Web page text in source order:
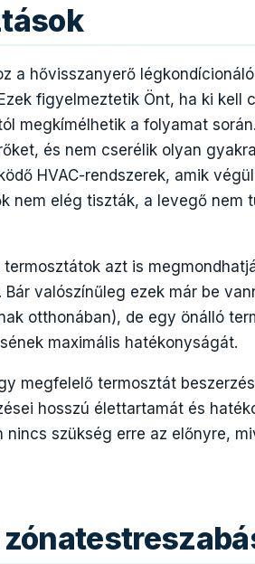
a hővisszanyerő
figyelmeztetik Önt, ha ki kell
megkímélhetik a folyamat
és nem cserélik olyan
HVAC-rendszerek, amik
nem elég tiszták, a levegő nem
azt is
valószínűleg ezek már be
otthonában), de egy önálló
maximális hatékonyságát.
megfelelő termosztát
hosszú élettartamát és
nincs szükség erre az előnyre,